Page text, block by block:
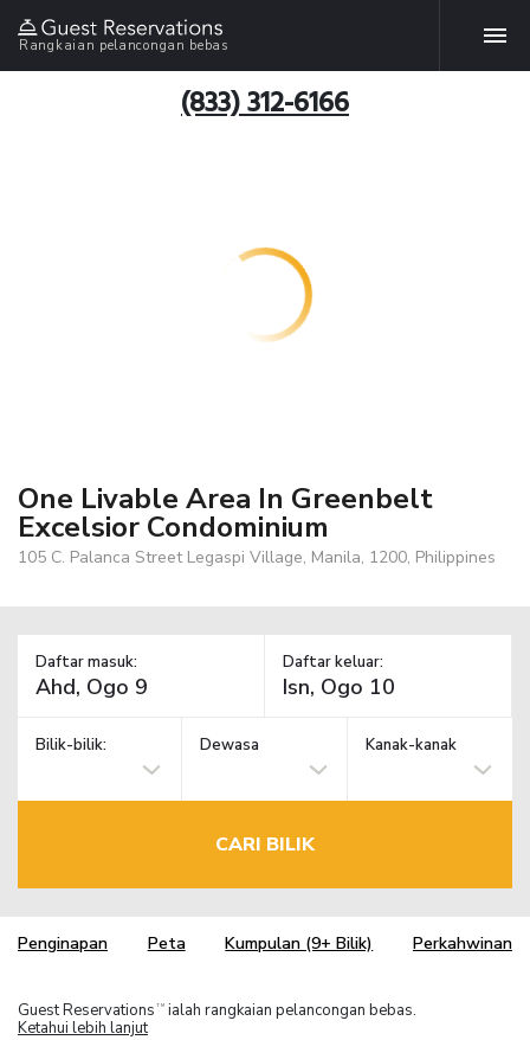
Rangkaian pelancongan bebas
(833) 312-6166
One Livable Area In Greenbelt
Excelsior Condominium
105 C. Palanca Street Legaspi Village, Manila, 1200, Philippines
Daftar masuk: Daftar keluar:
Bilik-bilik: Dewasa Kanak-kanak
CARI BILIK
Penginapan Peta Kumpulan (9+ Bilik) Perkahwinan
Guest Reservations TM ialah rangkaian pelancongan bebas.
Ketahui lebih lanjut